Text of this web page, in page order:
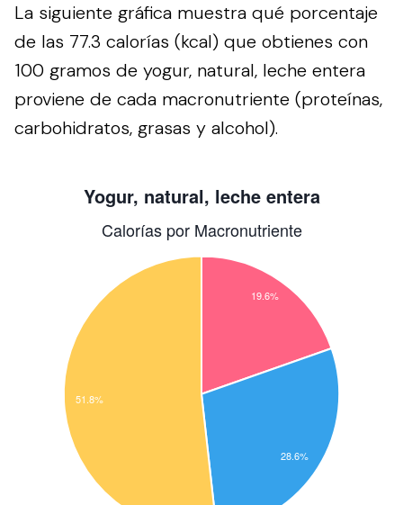
La siguiente gráfica muestra qué porcentaje
de las 77.3 calorías (kcal) que obtienes con
100 gramos de yogur, natural, leche entera
proviene de cada macronutriente (proteínas,
carbohidratos, grasas y alcohol).